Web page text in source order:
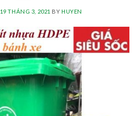
19 THÁNG 3, 2021 BY HUYEN